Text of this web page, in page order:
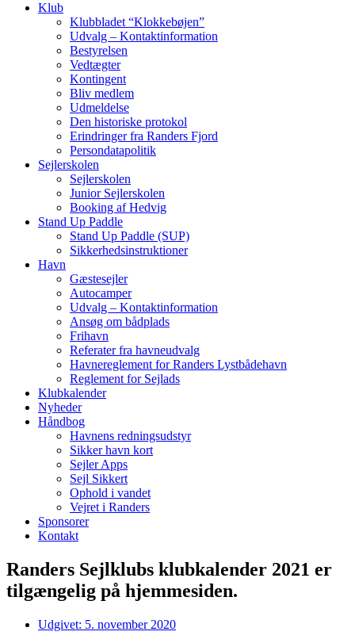
Klub
Klubbladet “Klokkebøjen”
Udvalg – Kontaktinformation
Bestyrelsen
Vedtægter
Kontingent
Bliv medlem
Udmeldelse
Den historiske protokol
Erindringer fra Randers Fjord
Persondatapolitik
Sejlerskolen
Sejlerskolen
Junior Sejlerskolen
Booking af Hedvig
Stand Up Paddle
Stand Up Paddle (SUP)
Sikkerhedsinstruktioner
Havn
Gæstesejler
Autocamper
Udvalg – Kontaktinformation
Ansøg om bådplads
Frihavn
Referater fra havneudvalg
Havnereglement for Randers Lystbådehavn
Reglement for Sejlads
Klubkalender
Nyheder
Håndbog
Havnens redningsudstyr
Sikker havn kort
Sejler Apps
Sejl Sikkert
Ophold i vandet
Vejret i Randers
Sponsorer
Kontakt
Randers Sejlklubs klubkalender 2021 er
tilgængelig på hjemmesiden.
Udgivet: 5. november 2020